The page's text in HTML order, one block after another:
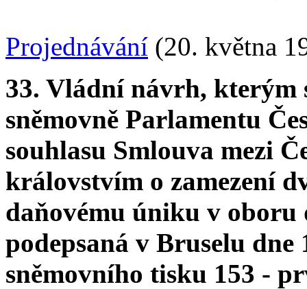
Projednávání (20. května
33. Vládní návrh, kterým
sněmovně Parlamentu
souhlasu Smlouva mezi
královstvím o zamezení
daňovému úniku v
podepsaná v Bruselu dne
sněmovního tisku 153 -